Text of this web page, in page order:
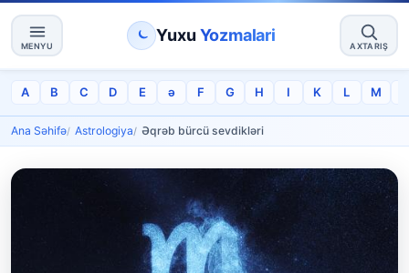
MENYU
Yuxu Yozmalari
AXTARIŞ
A B C D E ə F G H I K L M
Ana Səhifə Astrologiya Əqrəb bürcü sevdikləri